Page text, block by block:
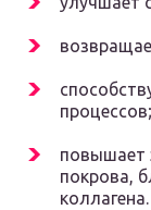
процессов;
повышает
покрова,
коллагена.